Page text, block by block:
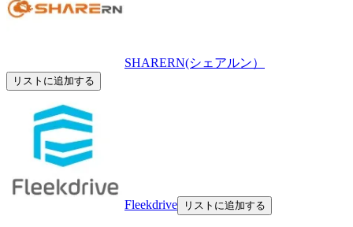
SHARERN(シェアルン）
リストに追加する
Fleekdrive リストに追加する